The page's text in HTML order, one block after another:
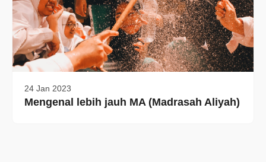
24 Jan 2023
Mengenal lebih jauh MA (Madrasah Aliyah)